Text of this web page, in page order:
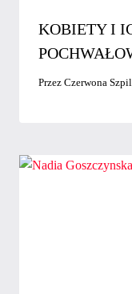
KOBIETY I
Przez Czerwona